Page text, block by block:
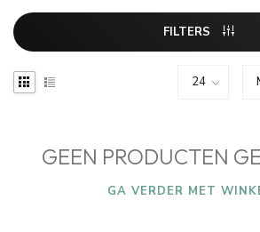
FILTERS
GEEN PRODUCTEN
GA VERDER MET